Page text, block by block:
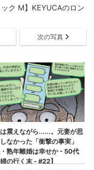
ク M】KEYUCAのロン
次の写真